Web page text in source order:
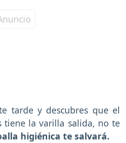
tarde y descubres que el
tiene la varilla salida, no te
higiénica te salvará.